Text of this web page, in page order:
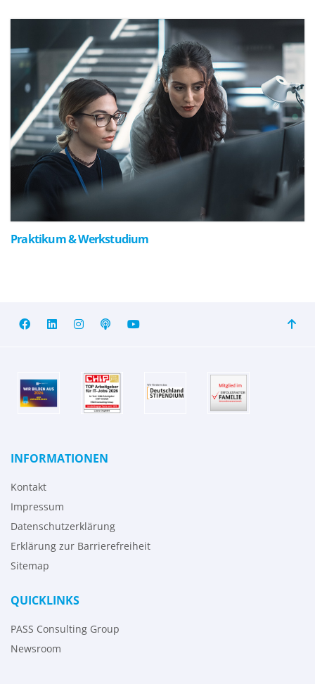
Praktikum & Werkstudium
INFORMATIONEN
Kontakt
Impressum
Datenschutzerklärung
Erklärung zur Barrierefreiheit
Sitemap
QUICKLINKS
PASS Consulting Group
Newsroom